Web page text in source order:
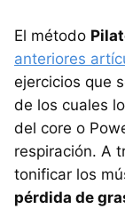
El método
anteriores
ejercicios que
de los cuales
del core o
respiración. A
tonificar los
pérdida de